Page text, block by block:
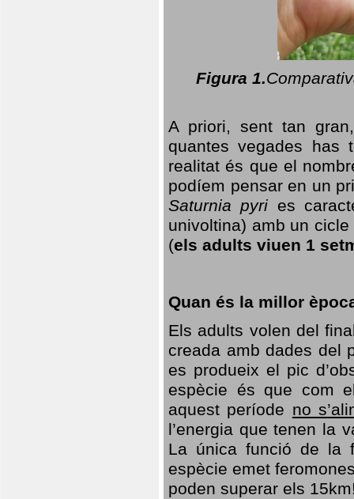
Figura 1.
A priori, sent tan
quantes vegades has
realitat és que el
podíem pensar en un
Saturnia pyri es
univoltina) amb un
(els adults viuen 1
Quan és la millor
Els adults volen del
creada amb dades del
es produeix el pic
espècie és que com
aquest període no
l’energia que tenen la
La única funció de la
espècie emet
poden superar els